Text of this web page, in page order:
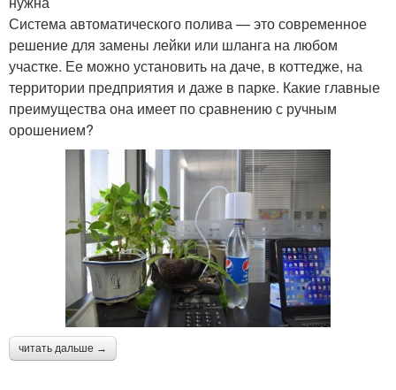
Система автоматического полива — это современное
решение для замены лейки или шланга на любом
участке. Ее можно установить на даче, в коттедже, на
территории предприятия и даже в парке. Какие главные
преимущества она имеет по сравнению с ручным
орошением?
читать дальше →